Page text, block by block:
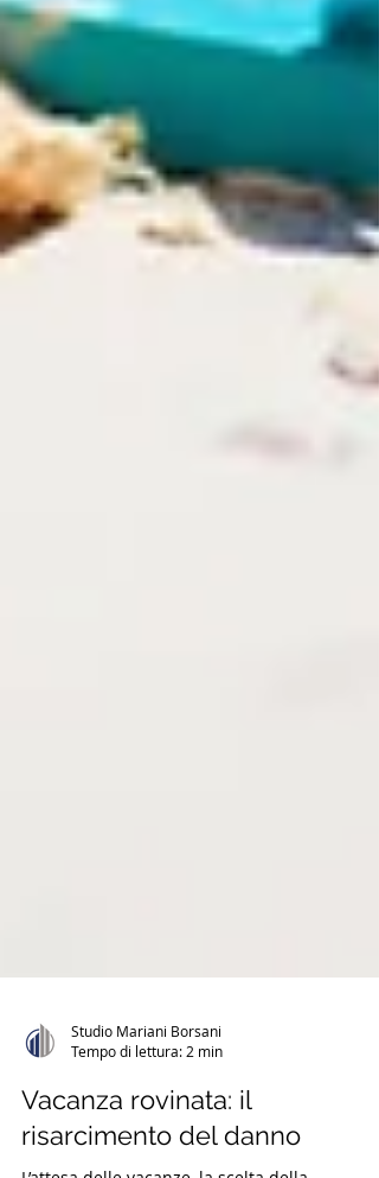
Studio Mariani Borsani
Tempo di lettura: 2 min